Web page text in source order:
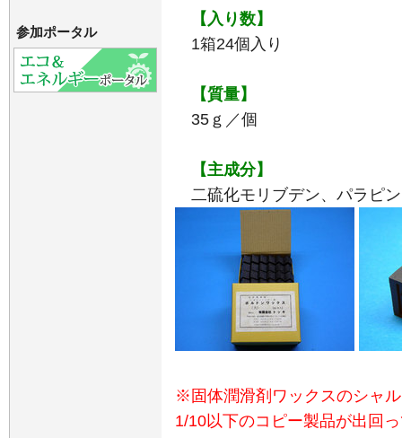
【入り数】
1箱24個入り
【質量】
35ｇ／個
【主成分】
二硫化モリブデン、パラピン
※固体潤滑剤ワックスのシャ
1/10以下のコピー製品が出回
参加ポータル